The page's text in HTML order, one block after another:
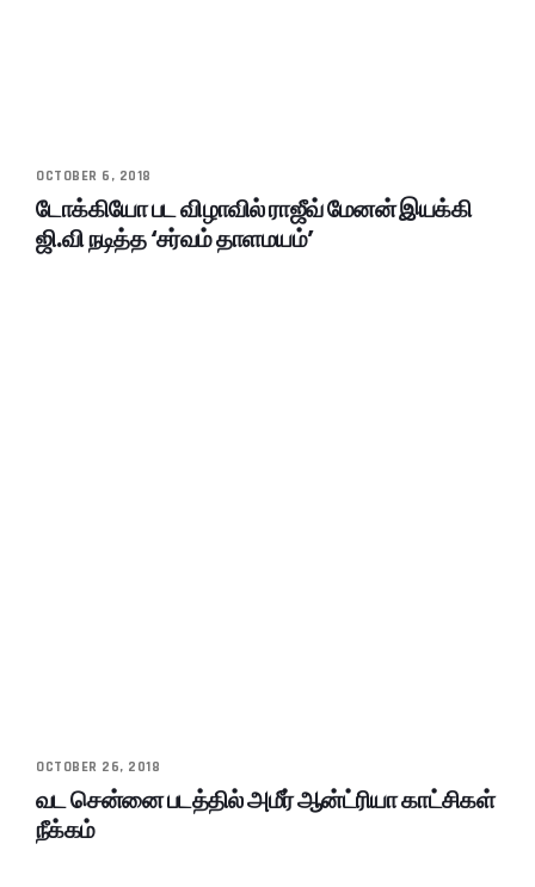
OCTOBER 6, 2018
டோக்கியோ பட விழாவில் ராஜீவ் மேனன் இயக்கி
ஜி.வி நடித்த ‘சர்வம் தாளமயம்’
OCTOBER 26, 2018
வட சென்னை படத்தில் அமீர் ஆன்ட்ரியா காட்சிகள்
நீக்கம்